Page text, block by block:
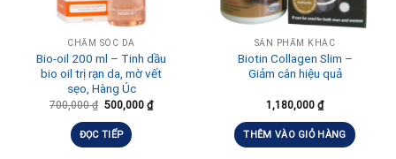
CHĂM SÓC DA
Bio-oil 200 ml – Tinh dầu
bio oil trị rạn da, mờ vết
sẹo, Hàng Úc
700,000₫ 500,000 ₫
ĐỌC TIẾP
SẢN PHẨM KHÁC
Biotin Collagen Slim –
Giảm cân hiệu quả
1,180,000 ₫
THÊM VÀO GIỎ HÀNG